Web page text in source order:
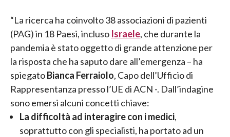
“La ricerca ha coinvolto 38 associazioni di pazienti
(PAG) in 18 Paesi, incluso Israele, che durante la
pandemia è stato oggetto di grande attenzione per
la risposta che ha saputo dare all’emergenza – ha
spiegatoBianca Ferraiolo, Capo dell’Ufficio di
Rappresentanza presso l’UE di ACN -. Dall’indagine
sono emersi alcuni concetti chiave:
La difficoltà ad interagire con i medici,
soprattutto con gli specialisti, ha portato ad un